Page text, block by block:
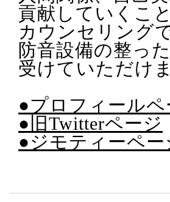
貢献していくこ
カウンセリング
防音設備の整っ
受けていただけま
●プロフィールペ
●旧Twitterページ
●ジモティーペー